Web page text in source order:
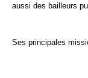
aussi des bailleurs
Ses principales